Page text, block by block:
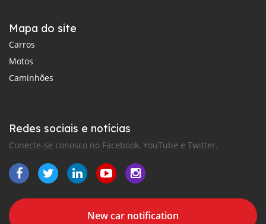
Mapa do site
Carros
Motos
Caminhões
Redes sociais e notícias
Conecte-se conosco no Facebook, YouTube e Twitter.
New car notification